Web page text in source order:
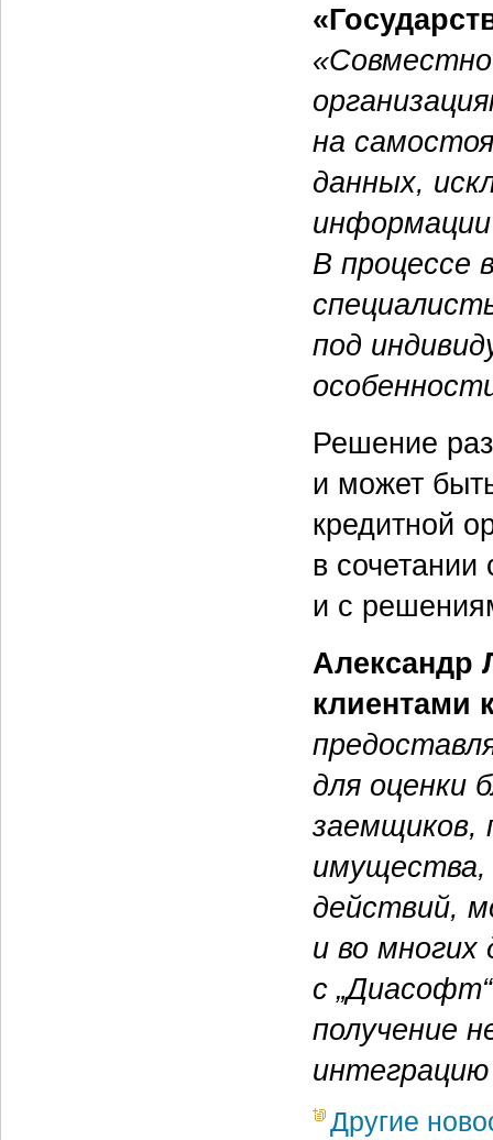
на
данных,
информации
В процессе
под
Решение
и может
кредитной
в
и с
Александр
клиентами
для оценки
заемщиков,
имущества,
действий,
и во
с
получение
интеграцию
Другие